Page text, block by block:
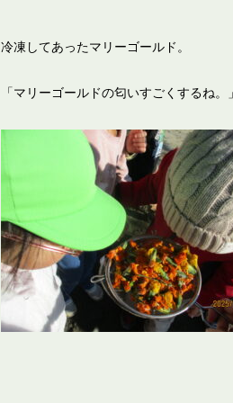
冷凍してあったマリーゴールド。
「マリーゴールドの匂いすごくするね。